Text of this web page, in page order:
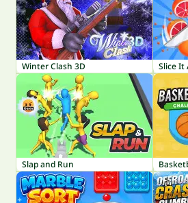
Winter Clash 3D Slice It
Slap and Run